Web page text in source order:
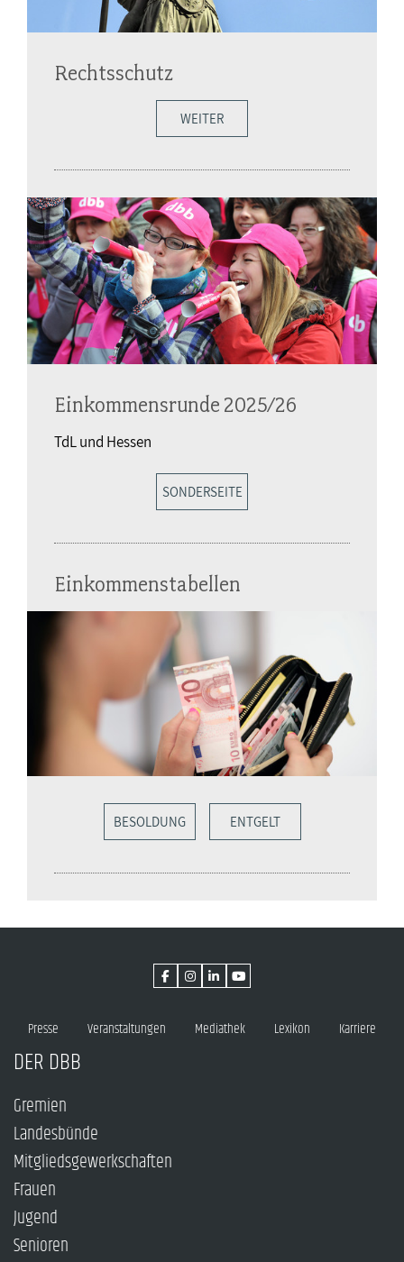
Rechtsschutz
WEITER
Einkommensrunde 2025/26
TdL und Hessen
SONDERSEITE
Einkommenstabellen
BESOLDUNG ENTGELT
Presse Veranstaltungen Mediathek Lexikon Karriere
DER DBB
Gremien
Landesbünde
Mitgliedsgewerkschaften
Frauen
Jugend
Senioren